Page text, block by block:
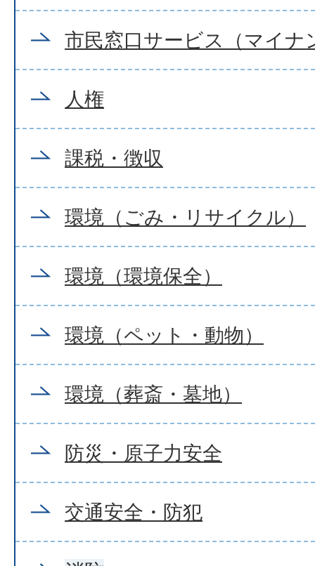
市民窓口サービス（マイナ
人権
課税・徴収
環境（ごみ・リサイクル）
環境（環境保全）
環境（ペット・動物）
環境（葬斎・墓地）
防災・原子力安全
交通安全・防犯